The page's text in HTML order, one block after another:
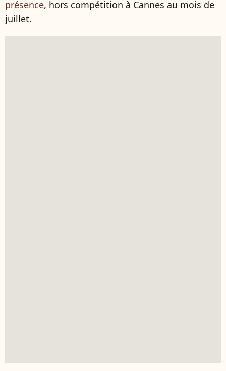
présence, hors compétition à Cannes au mois de
juillet.